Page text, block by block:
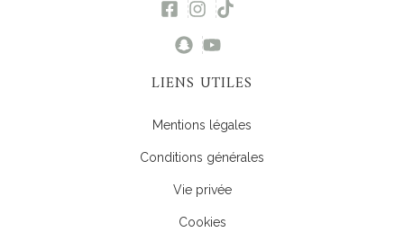
LIENS UTILES
Mentions légales
Conditions générales
Vie privée
Cookies